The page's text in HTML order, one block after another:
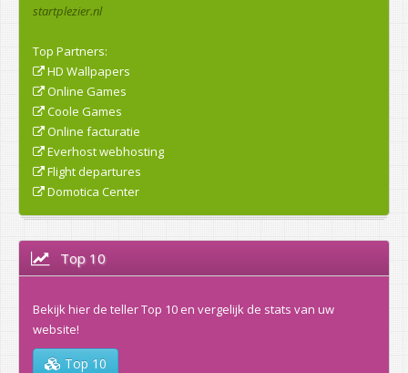
startplezier.nl
Top Partners:
HD Wallpapers
Online Games
Coole Games
Online facturatie
Everhost webhosting
Flight departures
Domotica Center
Top 10
Bekijk hier de teller Top 10 en vergelijk de stats van uw
website!
Top 10